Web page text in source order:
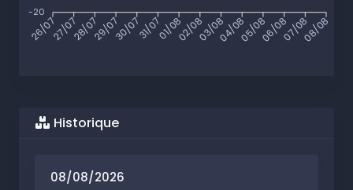
-20
26/0727/0728/0729/0730/0731/0701/0802/0803/0804/0805/0806/0807/0808/08
Historique
08/08/2026